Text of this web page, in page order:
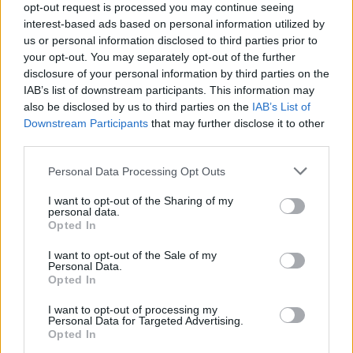
opt-out request is processed you may continue seeing
interest-based ads based on personal information utilized by
us or personal information disclosed to third parties prior to
your opt-out. You may separately opt-out of the further
disclosure of your personal information by third parties on the
IAB’s list of downstream participants. This information may
also be disclosed by us to third parties on the IAB’s List of
Downstream Participants that may further disclose it to other
Please note that this website/app uses one or more Google
not limited to your visit or usage behaviour. You may click to
grant or deny consent to Google and its third-party tags to
use your data for below specified purposes in below Google
consent section.
Personal Data Processing Opt Outs
I want to opt-out of the Sharing of my
personal data.
Opted In
I want to opt-out of the Sale of my
Personal Data.
Opted In
I want to opt-out of processing my
Personal Data for Targeted Advertising.
Opted In